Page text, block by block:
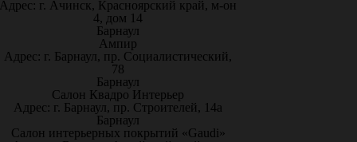
Адрес: г. Ачинск, Красноярский край, м-он
4, дом 14
Барнаул
Ампир
Адрес: г. Барнаул, пр. Социалистический,
78
Барнаул
Салон Квадро Интерьер
Адрес: г. Барнаул, пр. Строителей, 14а
Барнаул
Салон интерьерных покрытий «Gaudi»